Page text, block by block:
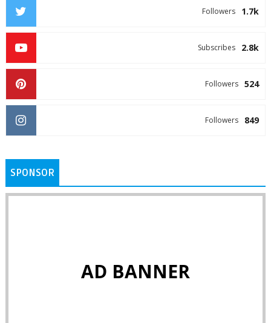
1.7k
Followers
2.8k
Subscribes
524
Followers
849
Followers
SPONSOR
AD BANNER